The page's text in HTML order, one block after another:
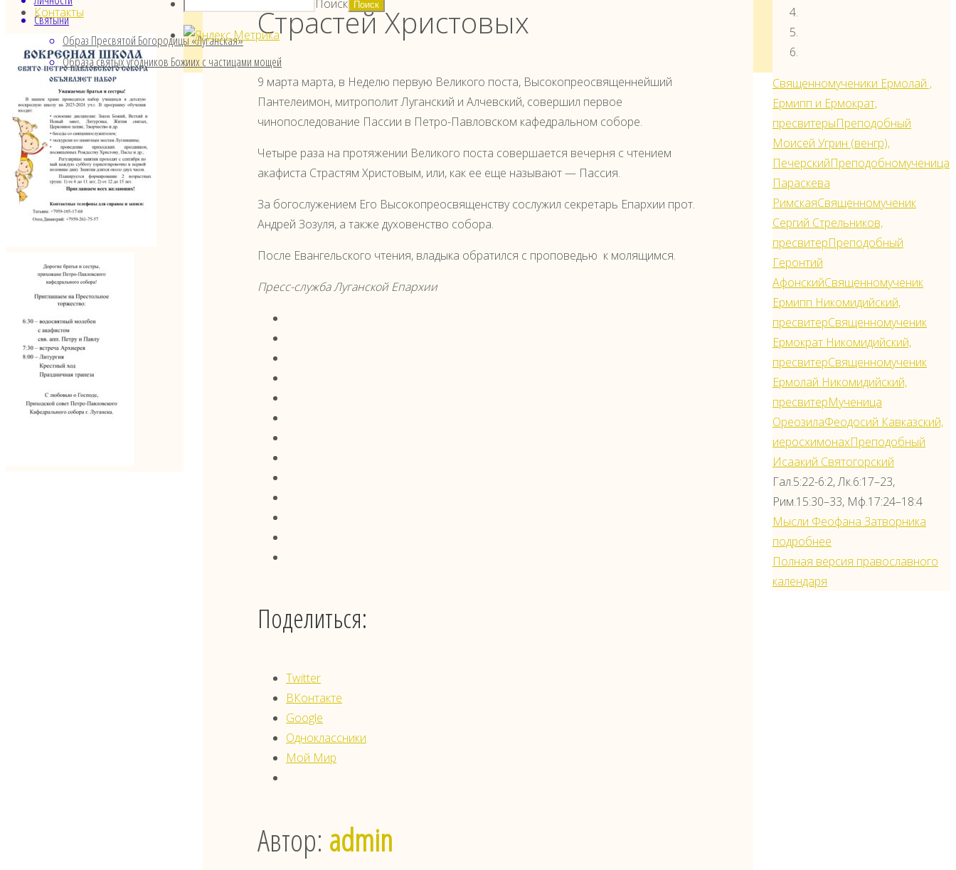
Святыни
Образ Пресвятой Богородицы «Луганская»
Образа святых угодников Божиих с частицами мощей
Страстей Христовых
9 марта марта, в Неделю первую Великого поста, Высокопреосвященнейший
Пантелеимон, митрополит Луганский и Алчевский, совершил первое
чинопоследование Пассии в Петро-Павловском кафедральном соборе.
Четыре раза на протяжении Великого поста совершается вечерня с чтением
акафиста Страстям Христовым, или, как ее еще называют — Пассия.
За богослужением Его Высокопреосвященству сослужил секретарь Епархии прот.
Андрей Зозуля, а также духовенство собора.
После Евангельского чтения, владыка обратился с проповедью к молящимся.
Пресс-служба Луганской Епархии
Поделиться:
Twitter
ВКонтакте
Google
Одноклассники
Мой Мир
Автор: admin
Контакты
Священномученики Ермолай ,
Ермипп и Ермократ,
пресвитерыПреподобный
Моисей Угрин (венгр),
ПечерскийПреподобномученица
Параскева
РимскаяСвященномученик
Сергий Стрельников,
пресвитерПреподобный
Геронтий
АфонскийСвященномученик
Ермипп Никомидийский,
пресвитерСвященномученик
Ермократ Никомидийский,
пресвитерСвященномученик
Ермолай Никомидийский,
пресвитерМученица
ОреозилаФеодосий Кавказский,
иеросхимонахПреподобный
Исаакий Святогорский
Гал.5:22-6:2, Лк.6:17–23,
Рим.15:30–33, Мф.17:24–18:4
Мысли Феофана Затворника
подробнее
Полная версия православного
календаря
Поиск